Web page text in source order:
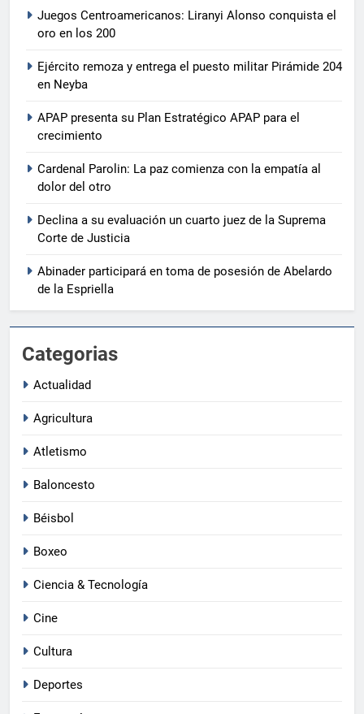
Juegos Centroamericanos: Liranyi Alonso conquista el
oro en los 200
Ejército remoza y entrega el puesto militar Pirámide 204
en Neyba
APAP presenta su Plan Estratégico APAP para el
crecimiento
Cardenal Parolin: La paz comienza con la empatía al
dolor del otro
Declina a su evaluación un cuarto juez de la Suprema
Corte de Justicia
Abinader participará en toma de posesión de Abelardo
de la Espriella
Categorias
Actualidad
Agricultura
Atletismo
Baloncesto
Béisbol
Boxeo
Ciencia & Tecnología
Cine
Cultura
Deportes